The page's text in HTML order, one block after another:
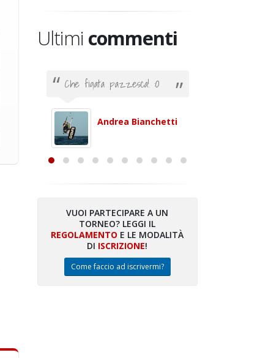
Ultimi commenti
Che figata pazzesca! :O
Andrea Bianchetti
VUOI PARTECIPARE A UN
TORNEO? LEGGI IL
REGOLAMENTO E LE MODALITÀ
DI ISCRIZIONE!
Come faccio ad iscrivermi?